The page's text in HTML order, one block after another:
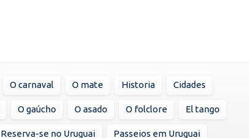
O carnaval O mate Historia Cidades
O gaúcho O asado O folclore El tango
Reserva-se no Uruguai Passeios em Uruguai